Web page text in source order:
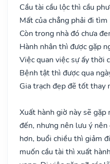
Cầu tài cầu lộc thì cầu
Mất của chẳng phải đi tìm
Còn trong nhà đó chưa
Hành nhân thì được gặp
Việc quan việc sự ấy thời
Bệnh tật thì được qua
Gia trạch đẹp đẽ tốt thay
Xuất hành giờ này sẽ
đến, nhưng nên lưu ý
hơn, buổi chiều thì giảm
muốn cầu tài thì xuất